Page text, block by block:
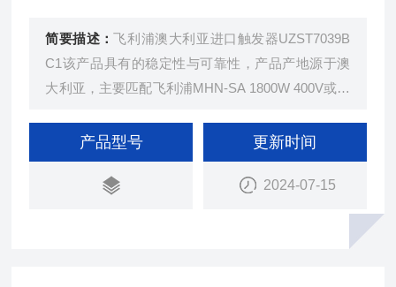
简要描述：飞利浦澳大利亚进口触发器UZST7039B
C1该产品具有的稳定性与可靠性，产品产地源于澳
大利亚，主要匹配飞利浦MHN-SA 1800W 400V或者
产品型号 更新时间
2024-07-15